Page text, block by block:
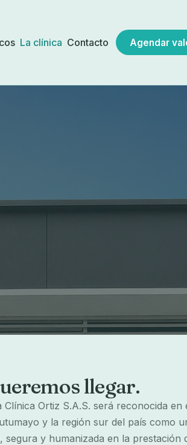
La clínica Contacto Agendar
llegar.
Clínica Ortiz S.A.S. será reconocida en
y la región sur del país como
segura y humanizada en la prestación